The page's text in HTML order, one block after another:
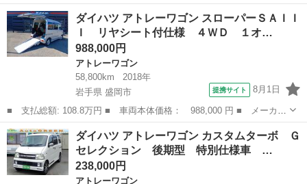
名： ダイハツ ■ 車種名： アトレーワゴン ■ グレード名： カ
スタムターボＲＳリミテッド 電動スライドドア ＨＩＤヘッドライ
ト アルミホ...
愛媛 松山市 アトレーワゴン
ダイハツ アトレーワゴン スローパーＳＡＩＩ
Ｉ リヤシート付仕様 ４ＷＤ １オ…
988,000円
アトレーワゴン
58,800km
2018年
岩手県 盛岡市
提携サイト 8月1日
■ 支払総額: 108.8万円 ■ 車両本体価格： 988,000 円 ■ メーカー
名： ダイハツ ■ 車種名： アトレーワゴン ■ グレード名： ス
ローパーＳＡＩＩＩ リヤシート付仕様 ４ＷＤ １オーナー 福祉
車両 スロ...
岩手 盛岡市 アトレーワゴン
ダイハツ アトレーワゴン カスタムターボ Ｇ
セレクション 後期型 特別仕様車 …
238,000円
アトレーワゴン